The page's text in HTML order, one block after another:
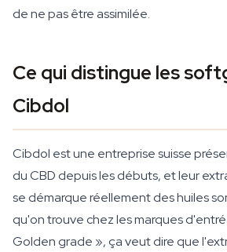
de ne pas être assimilée.
Ce qui distingue les
Cibdol
Cibdol est une entreprise suisse
du CBD depuis les débuts, et leur
se démarque réellement des huiles
qu'on trouve chez les marques
Golden grade », ça veut dire que